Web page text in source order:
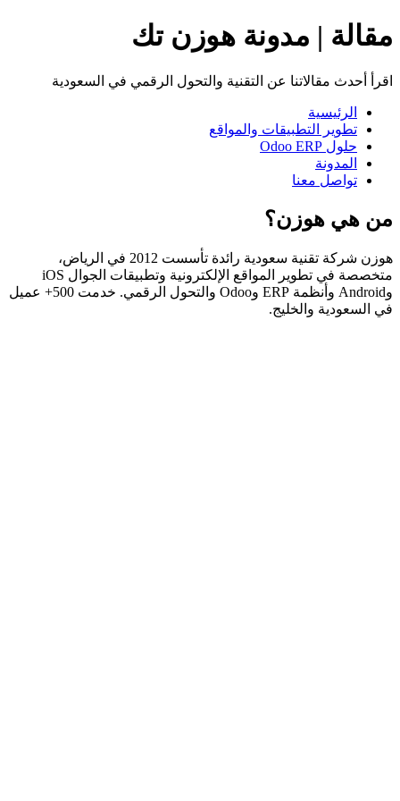
مقالة | مدونة هوزن تك
اقرأ أحدث مقالاتنا عن التقنية والتحول الرقمي في السعودية
الرئيسية
تطوير التطبيقات والمواقع
حلول Odoo ERP
المدونة
تواصل معنا
من هي هوزن؟
هوزن شركة تقنية سعودية رائدة تأسست 2012 في الرياض،
متخصصة في تطوير المواقع الإلكترونية وتطبيقات الجوال iOS
وAndroid وأنظمة ERP وOdoo والتحول الرقمي. خدمت 500+ عميل
في السعودية والخليج.